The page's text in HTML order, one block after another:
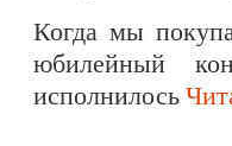
Когда мы
юбилейный
исполнилось